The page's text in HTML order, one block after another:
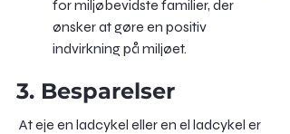
for miljøbevidste familier, der
ønsker at gøre en positiv
indvirkning på miljøet.
3. Besparelser